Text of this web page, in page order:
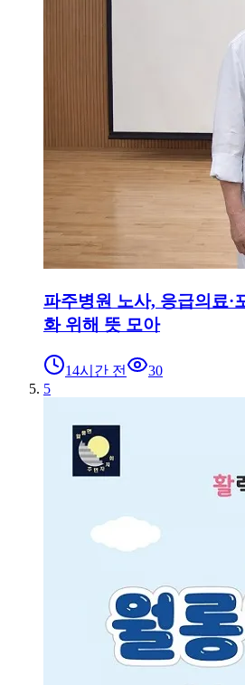
파주병원 노사, 응급의료·
화 위해 뜻 모아
14시간 전
30
5